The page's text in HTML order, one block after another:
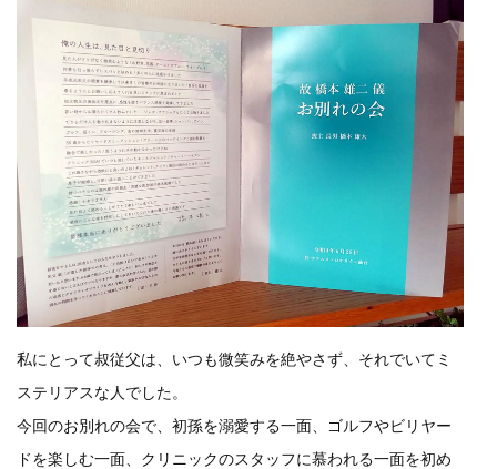
私にとって叔従父は、いつも微笑みを絶やさず、それでいてミ
ステリアスな人でした。
今回のお別れの会で、初孫を溺愛する一面、ゴルフやビリヤー
ドを楽しむ一面、クリニックのスタッフに慕われる一面を初め